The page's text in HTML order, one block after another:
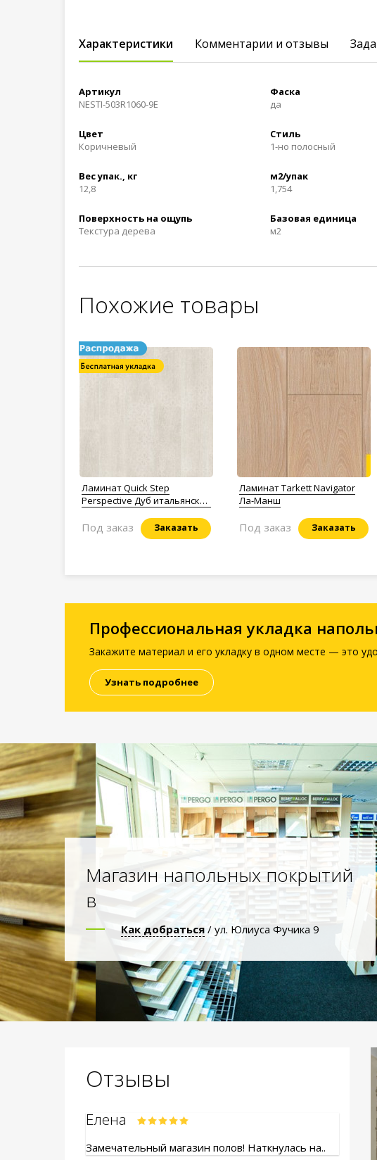
Характеристики Комментарии и отзывы
Артикул
NESTI-503R1060-9E
Фаска
да
Цвет
Коричневый
Стиль
1-но полосный
Вес упак., кг
12,8
м2/упак
1,754
Поверхность на ощупь
Текстура дерева
Базовая единица
м2
Похожие товары
Ламинат Quick Step
Perspective Дуб итальянский
PER3831P
Заказать
Под заказ
Ламинат Tarkett Navigator
Ла-Mанш
Заказать
Под заказ
Профессиональная укладка
Закажите материал и его укладку в одном месте — это
Узнать подробнее
Магазин напольных покрытий
в
Как добраться / ул. Юлиуса Фучика 9
Отзывы
Елена
Замечательный магазин полов! Наткнулась на..